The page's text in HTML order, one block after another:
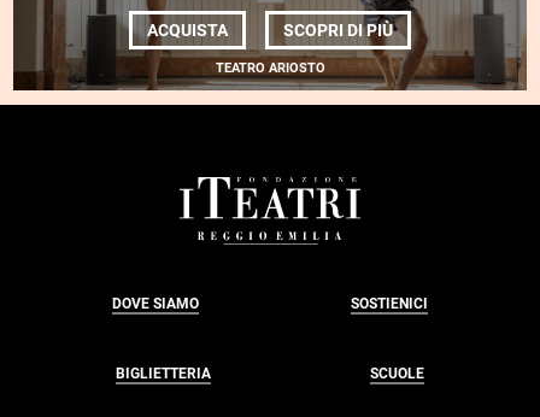
ACQUISTA SCOPRI DI PIÙDI
CCN
<EM>MICRODANZE
@RE</EM>
TEATRO ARIOSTO
DOVE SIAMO SOSTIENICI
BIGLIETTERIA SCUOLE